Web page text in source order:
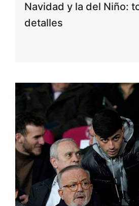
Navidad y la del Niño:
detalles